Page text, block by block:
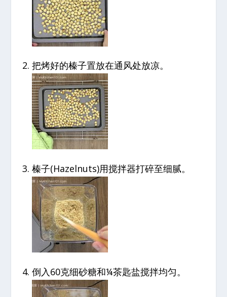
把烤好的榛子置放在通风处放凉。
榛子(Hazelnuts)用搅拌器打碎至细腻。
倒入60克细砂糖和¼茶匙盐搅拌均匀。